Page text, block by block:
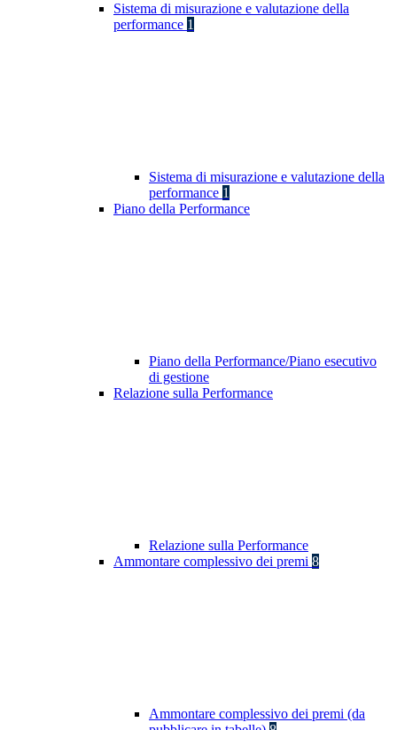
Sistema di misurazione e valutazione della
performance 1
Sistema di misurazione e valutazione della
performance 1
Piano della Performance
Piano della Performance/Piano esecutivo
di gestione
Relazione sulla Performance
Relazione sulla Performance
Ammontare complessivo dei premi 8
Ammontare complessivo dei premi (da